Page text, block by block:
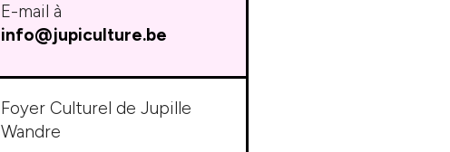
E-mail à
info@jupiculture.be
Foyer Culturel de Jupille
Wandre